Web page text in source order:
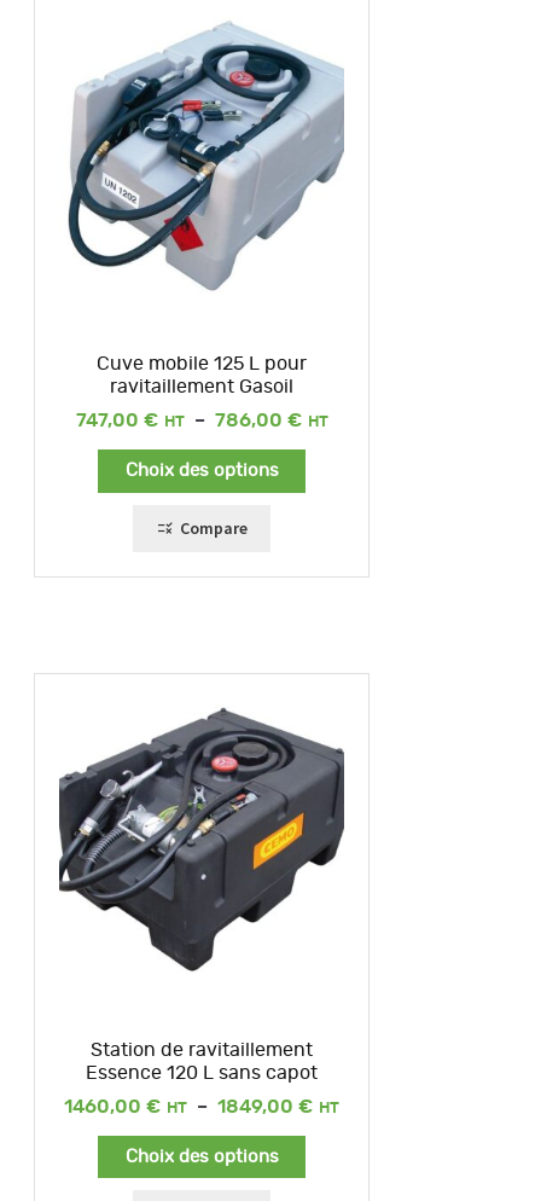
Cuve mobile 125 L pour
ravitaillement Gasoil
747,00 € – 786,00 €
Plage
Choix des options
Compare
Station de ravitaillement
Essence 120 L sans capot
1460,00 € – 1849,00 €
Plage
Choix des options